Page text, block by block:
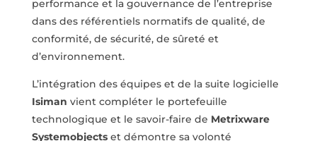
performance et la gouvernance de l’entreprise
dans des référentiels normatifs de qualité, de
conformité, de sécurité, de sûreté et
d’environnement.
L’intégration des équipes et de la suite logicielle
Isiman vient compléter le portefeuille
technologique et le savoir-faire de Metrixware
Systemobjects et démontre sa volonté